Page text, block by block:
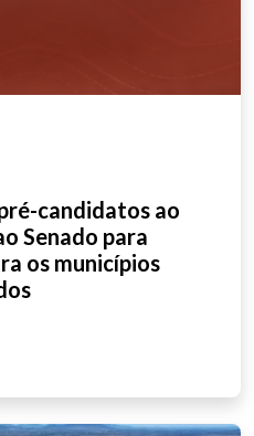
candidatos ao
Senado para
os municípios